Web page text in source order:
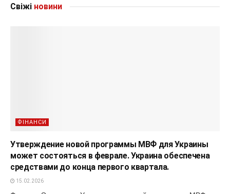
Свіжі новини
ФІНАНСИ
Утверждение новой программы МВФ для Украины
может состояться в феврале. Украина обеспечена
средствами до конца первого квартала.
15.02.2026